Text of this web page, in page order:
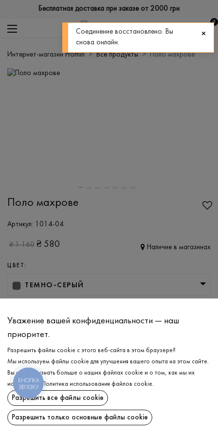
Бесплатная доставка при заказе от 2000 грн
0
Интернет-магазин Promin Все продукты Поло махрове
Поло махрове
Артикул: 1014-04
₴1 160 ₴ 580 Наличие в магазинах
ЦВЕТ:
ТЕМНО-СЕРЫЙ
S M L XL XXL
ДОБАВИТЬ В КОРЗИНУ
ВЫБЕРИТЕ РАЗМЕР
Поло махрове
ДОБАВИТЬ В КОРЗИНУ
ОПИСАНИЕ
Уважение вашей конфиденциальности — наш
приоритет.
Разрешить файлы cookie с этого веб-сайта в этом браузере?
Мы используем файлы cookie для улучшения вашего опыта на этом сайте.
Вы можете узнать больше о наших файлах cookie и о том, как мы их
используем.
Политика использования файлов cookie.
Разрешить все файлы cookie
Разрешить только основные файлы cookie
КНОПКА
ЗВ'ЯЗКУ
Соединение восстановлено. Вы
снова онлайн.